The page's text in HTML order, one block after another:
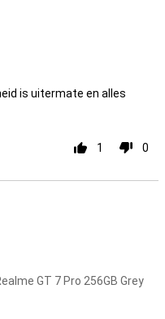
is uitermate en alles
1 0
GT 7 Pro 256GB Grey